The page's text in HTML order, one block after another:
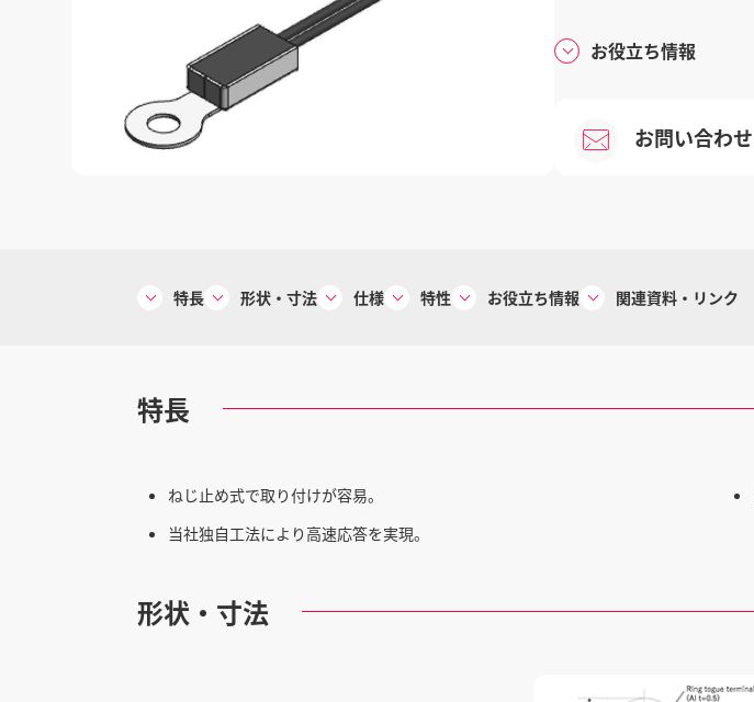
お役立ち情報
お問い合わせ
特長 形状・寸法 仕様 特性 お役立ち情報 関連資料・リンク
特長
ねじ止め式で取り付けが容易。
当社独自工法により高速応答を実現。
形状・寸法